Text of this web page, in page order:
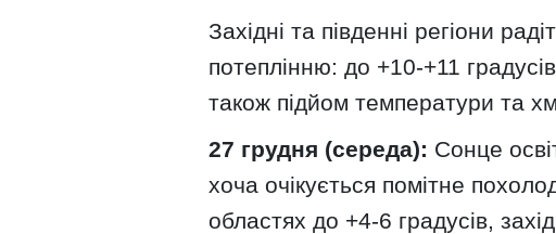
Західні та південні регіони
потеплінню: до +10-+11
також підйом температури та
27 грудня (середа): Сонце
хоча очікується помітне
областях до +4-6 градусів,